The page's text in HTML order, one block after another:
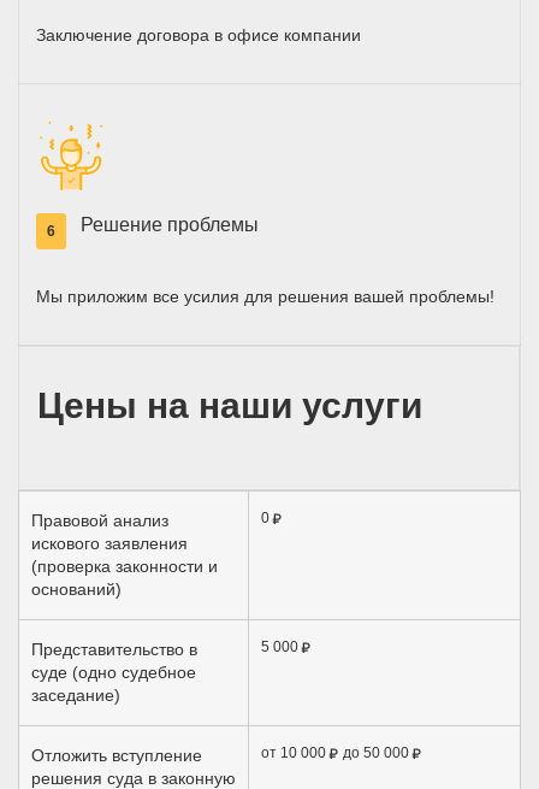
Заключение договора в офисе компании
6 Решение проблемы
Мы приложим все усилия для решения вашей проблемы!
Цены на наши услуги
Правовой анализ
искового заявления
(проверка законности и
оснований)
0
Представительство в
суде (одно судебное
заседание)
5 000
Отложить вступление
решения суда в законную
от 10 000 до 50 000